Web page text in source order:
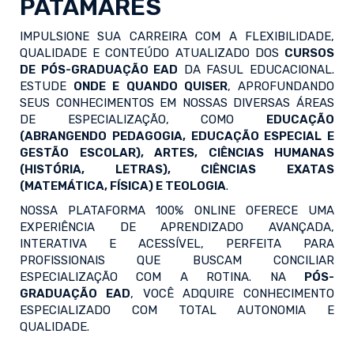
PATAMARES
IMPULSIONE SUA CARREIRA COM A FLEXIBILIDADE,
QUALIDADE E CONTEÚDO ATUALIZADO DOS CURSOS
DE PÓS-GRADUAÇÃO EAD DA FASUL EDUCACIONAL.
ESTUDE ONDE E QUANDO QUISER, APROFUNDANDO
SEUS CONHECIMENTOS EM NOSSAS DIVERSAS ÁREAS
DE ESPECIALIZAÇÃO, COMO EDUCAÇÃO
(ABRANGENDO PEDAGOGIA, EDUCAÇÃO ESPECIAL E
GESTÃO ESCOLAR), ARTES, CIÊNCIAS HUMANAS
(HISTÓRIA, LETRAS), CIÊNCIAS EXATAS
(MATEMÁTICA, FÍSICA) E TEOLOGIA.
NOSSA PLATAFORMA 100% ONLINE OFERECE UMA
EXPERIÊNCIA DE APRENDIZADO AVANÇADA,
INTERATIVA E ACESSÍVEL, PERFEITA PARA
PROFISSIONAIS QUE BUSCAM CONCILIAR
ESPECIALIZAÇÃO COM A ROTINA. NA PÓS-
GRADUAÇÃO EAD, VOCÊ ADQUIRE CONHECIMENTO
ESPECIALIZADO COM TOTAL AUTONOMIA E
QUALIDADE.